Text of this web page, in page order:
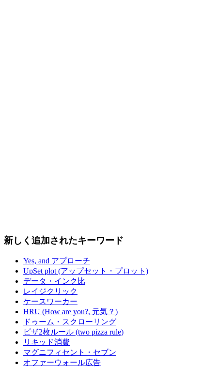
新しく追加されたキーワード
Yes, and アプローチ
UpSet plot (アップセット・プロット)
データ・インク比
レイジクリック
ケースワーカー
HRU (How are you?, 元気？)
ドゥーム・スクローリング
ピザ2枚ルール (two pizza rule)
リキッド消費
マグニフィセント・セブン
オファーウォール広告